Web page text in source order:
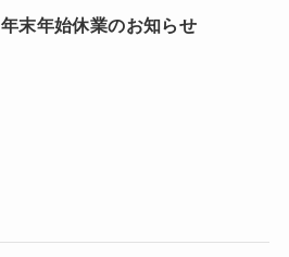
年末年始休業のお知らせ